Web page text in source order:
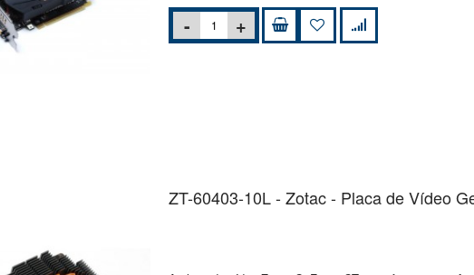
ZT-60403-10L - Zotac - Placa de Vídeo